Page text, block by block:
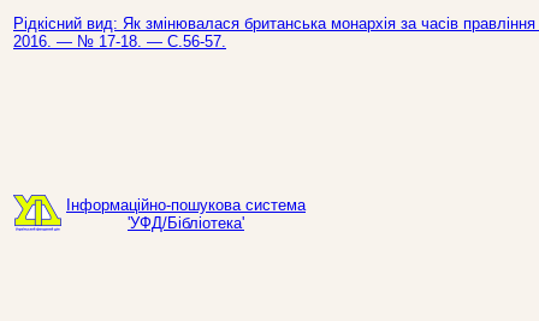
Рідкісний вид: Як змінювалася британська монархія за часів
2016. — № 17-18. — С.56-57.
Інформаційно-пошукова система
'УФД/Бібліотека'